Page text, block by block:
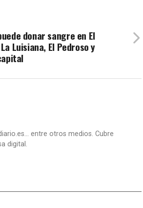
donar sangre en El
Luisiana, El Pedroso y
entre otros medios. Cubre
digital.